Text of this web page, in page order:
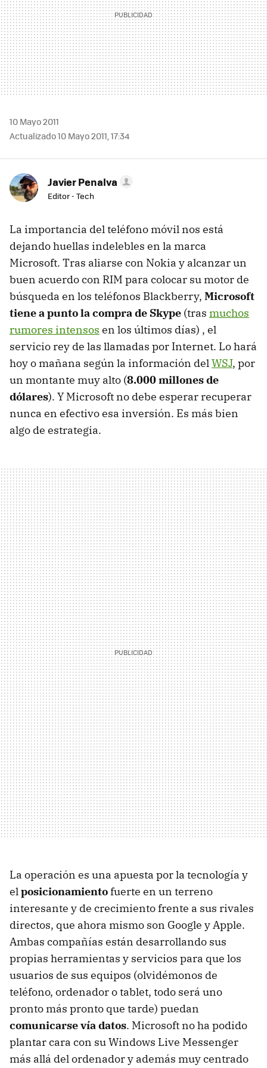
10 Mayo 2011
Actualizado 10 Mayo 2011, 17:34
Javier Penalva
Editor - Tech
La importancia del teléfono móvil nos está
dejando huellas indelebles en la marca
Microsoft. Tras aliarse con Nokia y alcanzar un
buen acuerdo con RIM para colocar su motor de
búsqueda en los teléfonos Blackberry, Microsoft
tiene a punto la compra de Skype (tras muchos
rumores intensos en los últimos días) , el
servicio rey de las llamadas por Internet. Lo hará
hoy o mañana según la información delWSJ, por
un montante muy alto (8.000 millones de
dólares). Y Microsoft no debe esperar recuperar
nunca en efectivo esa inversión. Es más bien
algo de estrategia.
La operación es una apuesta por la tecnología y
elposicionamientofuerte en un terreno
interesante y de crecimiento frente a sus rivales
directos, que ahora mismo son Google y Apple.
Ambas compañías están desarrollando sus
propias herramientas y servicios para que los
usuarios de sus equipos (olvidémonos de
teléfono, ordenador o tablet, todo será uno
pronto más pronto que tarde) puedan
comunicarse vía datos. Microsoft no ha podido
plantar cara con su Windows Live Messenger
más allá del ordenador y además muy centrado